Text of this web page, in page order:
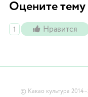
Оцените тему
1 Нравится
© Какао культура